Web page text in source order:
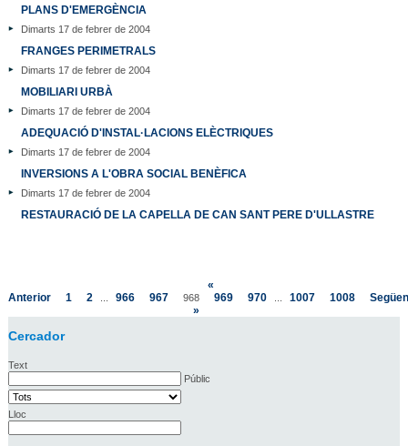
PLANS D'EMERGÈNCIA
Dimarts 17 de febrer de 2004
FRANGES PERIMETRALS
Dimarts 17 de febrer de 2004
MOBILIARI URBÀ
Dimarts 17 de febrer de 2004
ADEQUACIÓ D'INSTAL·LACIONS ELÈCTRIQUES
Dimarts 17 de febrer de 2004
INVERSIONS A L'OBRA SOCIAL BENÈFICA
Dimarts 17 de febrer de 2004
RESTAURACIÓ DE LA CAPELLA DE CAN SANT PERE D'ULLASTRE
«
Anterior
1 2 966 967 968 969 970 1007 1008
»
Cercador
Text
Públic
Lloc